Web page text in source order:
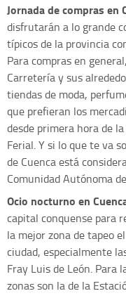
Jornada de compras en
disfrutarán a lo grande
típicos de la provincia
Para compras en
Carretería y sus
tiendas de moda,
que prefieran los
desde primera hora de
Ferial. Y si lo que te va
de Cuenca está
Comunidad Autónoma
Ocio nocturno en
capital conquense para
la mejor zona de tapeo
ciudad, especialmente
Fray Luis de León. Para
zonas son la de la